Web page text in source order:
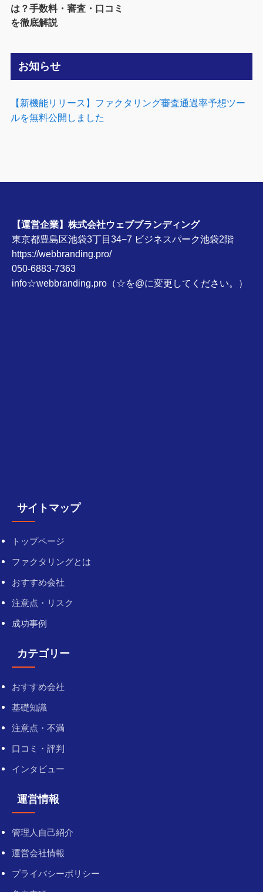
は？手数料・審査・口コミ
を徹底解説
お知らせ
【新機能リリース】ファクタリング審査通過率予想ツー
ルを無料公開しました
【運営企業】株式会社ウェブブランディング
東京都豊島区池袋3丁目34−7 ビジネスパーク池袋2階
https://webbranding.pro/
050-6883-7363
info☆webbranding.pro（☆を@に変更してください。）
サイトマップ
トップページ
ファクタリングとは
おすすめ会社
注意点・リスク
成功事例
カテゴリー
おすすめ会社
基礎知識
注意点・不満
口コミ・評判
インタビュー
運営情報
管理人自己紹介
運営会社情報
プライバシーポリシー